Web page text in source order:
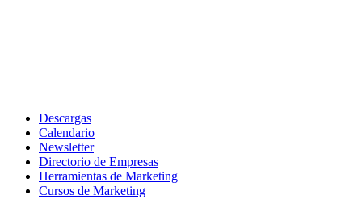
Descargas
Calendario
Newsletter
Directorio de Empresas
Herramientas de Marketing
Cursos de Marketing